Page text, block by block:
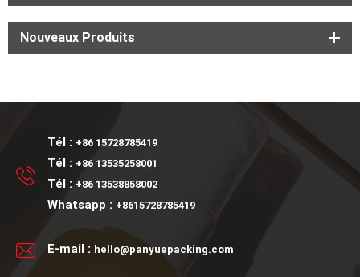
Nouveaux Produits
Tél : +86 15728785419
Tél : +86 13535258001
Tél : +86 13538858002
Whatsapp : +8615728785419
E-mail : hello@panyuepacking.com